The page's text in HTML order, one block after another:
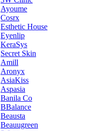
Ayoume
Cosrx
Esthetic House
Eyenlip
KeraSys
Secret Skin
Amill
Aronyx
AsiaKiss
Aspasia
Banila Co
BBalance
Beausta
Beauugreen